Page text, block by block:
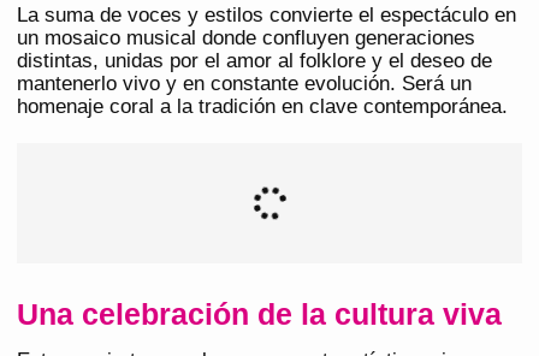
La suma de voces y estilos convierte el espectáculo en
un mosaico musical donde confluyen generaciones
distintas, unidas por el amor al folklore y el deseo de
mantenerlo vivo y en constante evolución. Será un
homenaje coral a la tradición en clave contemporánea.
Una celebración de la cultura viva